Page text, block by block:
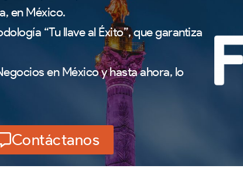
en México.
“Tu llave al Éxito”, que garantiza
en México y hasta ahora, lo
Contáctanos